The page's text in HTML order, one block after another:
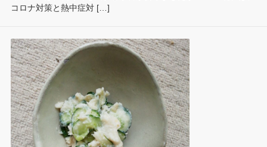
コロナ対策と熱中症対 […]